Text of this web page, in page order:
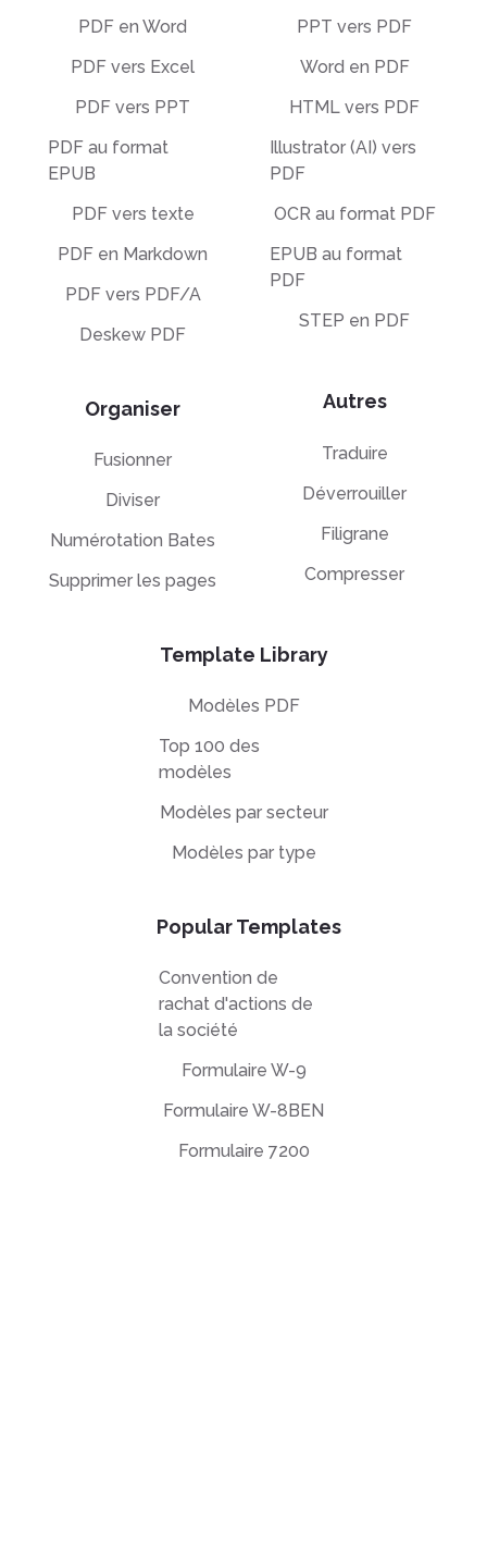
PDF en Word
PDF vers Excel
PDF vers PPT
PDF au format
EPUB
PDF vers texte
PDF en Markdown
PDF vers PDF/A
Deskew PDF
Organiser
Fusionner
Diviser
Numérotation Bates
Supprimer les pages
PPT vers PDF
Word en PDF
HTML vers PDF
Illustrator (AI) vers
PDF
OCR au format PDF
EPUB au format
PDF
STEP en PDF
Autres
Traduire
Déverrouiller
Filigrane
Compresser
Template Library
Modèles PDF
Top 100 des
modèles
Modèles par secteur
Modèles par type
Popular Templates
Convention de
rachat d'actions de
la société
Formulaire W-9
Formulaire W-8BEN
Formulaire 7200